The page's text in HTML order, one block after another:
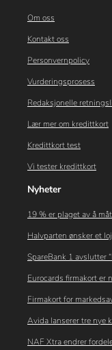
Om oss
Kontakt oss
Personvernpolicy
Vurderingsprosess
Redaksjonelle
Lær mer om kredittkort
Kredittkort test
Vi tester kredittkort
Nyheter
19 % er plaget av å
Halvparten ønsker et
SpareBank 1 avslutter
Eurocards firmakort er
Firmakort for
Avida lanserer tre nye
NAF Xtra endrer